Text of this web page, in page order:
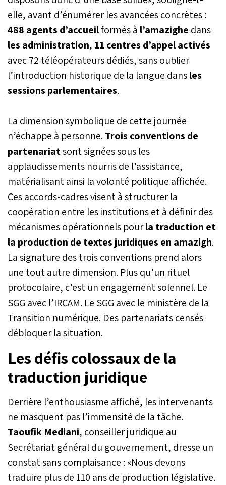
elle, avant d’énumérer les avancées concrètes :
488 agents d’accueilformés à l’amazighe dans
les administration, 11 centres d’appel activés
avec 72 téléopérateurs dédiés, sans oublier
l’introduction historique de la langue dansles
sessions parlementaires.
La dimension symbolique de cette journée
n’échappe à personne. Trois conventions de
partenariatsont signées sous les
applaudissements nourris de l’assistance,
matérialisant ainsi la volonté politique affichée.
Ces accords-cadres visent à structurer la
coopération entre les institutions et à définir des
mécanismes opérationnels pourla traduction et
la production de textes juridiques en amazigh.
La signature des trois conventions prend alors
une tout autre dimension. Plus qu’un rituel
protocolaire, c’est un engagement solennel. Le
SGG avec l’IRCAM. Le SGG avec le ministère de la
Transition numérique. Des partenariats censés
débloquer la situation.
Les défis colossaux de la
traduction juridique
Derrière l’enthousiasme affiché, les intervenants
ne masquent pas l’immensité de la tâche.
Taoufik Mediani, conseiller juridique au
Secrétariat général du gouvernement, dresse un
constat sans complaisance : «Nous devons
traduire plus de 110 ans de production législative.